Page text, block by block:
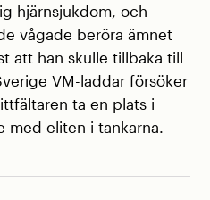
hjärnsjukdom, och
vågade beröra ämnet
att han skulle tillbaka till
VM-laddar försöker
ta en plats i
med eliten i tankarna.